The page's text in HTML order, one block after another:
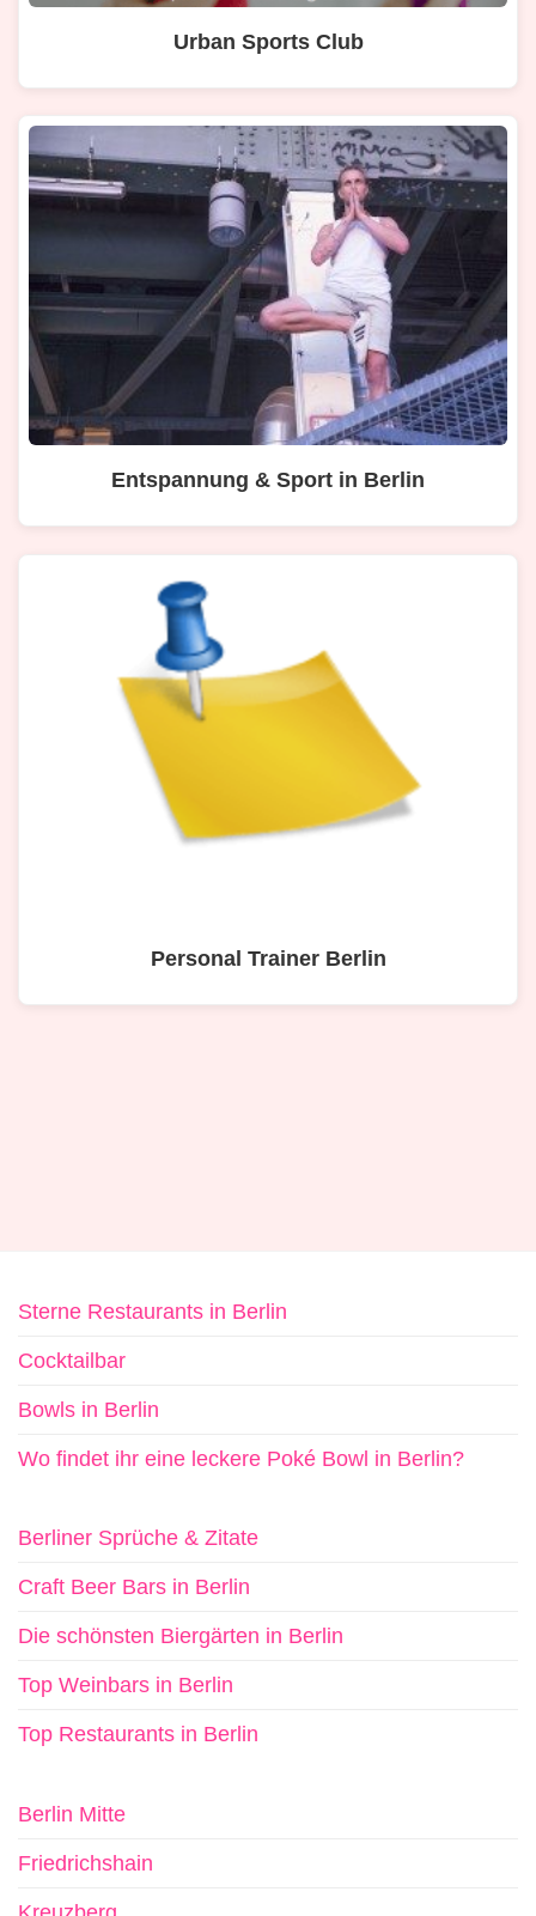
Urban Sports Club
Entspannung & Sport in Berlin
Personal Trainer Berlin
Sterne Restaurants in Berlin
Cocktailbar
Bowls in Berlin
Wo findet ihr eine leckere Poké Bowl in Berlin?
Berliner Sprüche & Zitate
Craft Beer Bars in Berlin
Die schönsten Biergärten in Berlin
Top Weinbars in Berlin
Top Restaurants in Berlin
Berlin Mitte
Friedrichshain